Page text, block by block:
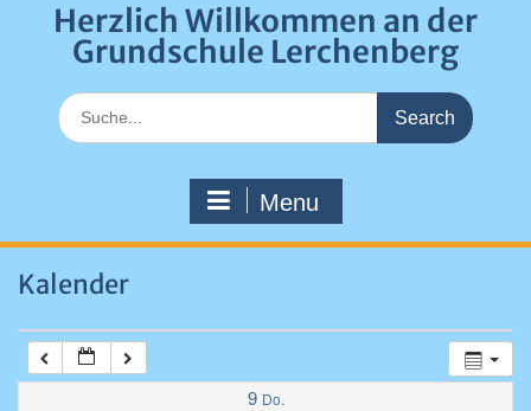
Herzlich Willkommen an der
Grundschule Lerchenberg
Search
for:
Menu
Kalender
9 Do.
7:00